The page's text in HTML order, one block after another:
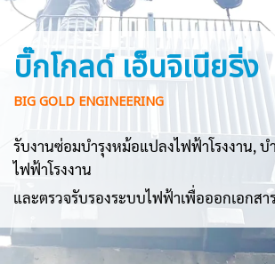
บิ๊กโกลด์ เอ็นจิเนียริ่ง
BIG GOLD ENGINEERING
รับงานซ่อมบำรุงหม้อแปลงไฟฟ้าโรงงาน, บ
ไฟฟ้าโรงงาน
และตรวจรับรองระบบไฟฟ้าเพื่อออกเอกสา